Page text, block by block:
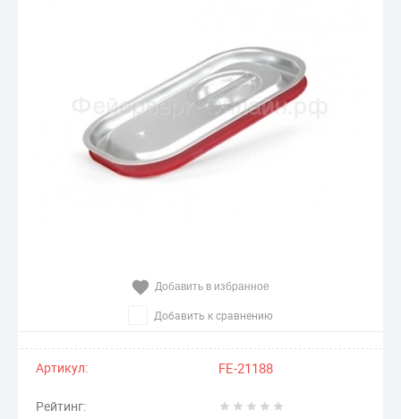
Добавить в избранное
Добавить к сравнению
Артикул: FE-21188
Рейтинг: